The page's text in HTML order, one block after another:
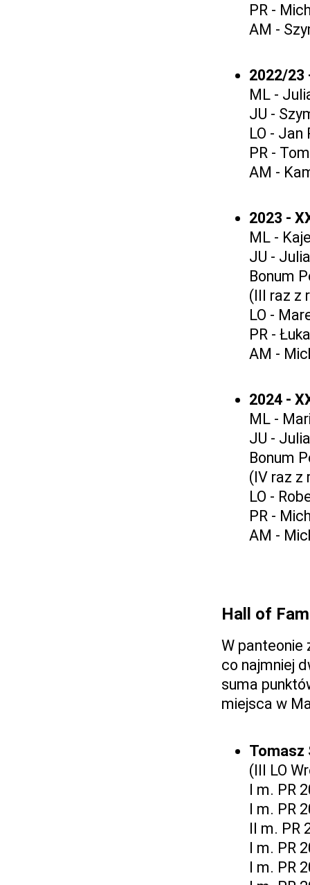
PR -
AM -
2022/23
ML -
JU -
LO - Jan
PR -
AM -
2023 -
ML -
JU -
Bonum
(III raz z
LO -
PR -
AM -
2024 -
ML -
JU -
Bonum
(IV raz z
LO -
PR -
AM -
Hall of
W panteonie
co najmniej
suma
miejsca w
Tomasz
(III LO
I m. PR
I m. PR
II m. PR
I m. PR
I m. PR